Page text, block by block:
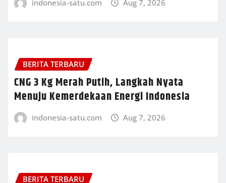
indonesia-satu.com Aug 7, 2026
BERITA TERBARU
CNG 3 Kg Merah Putih, Langkah Nyata
Menuju Kemerdekaan Energi Indonesia
indonesia-satu.com Aug 7, 2026
BERITA TERBARU